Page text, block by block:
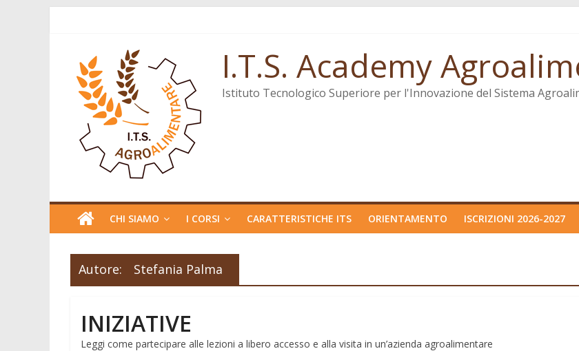
I.T.S. Academy
Istituto Tecnologico Superiore per l'Innovazione del Sistema
CHI SIAMO I CORSI CARATTERISTICHE ITS ORIENTAMENTO ISCRIZIONI 2026-2027
Autore: Stefania Palma
INIZIATIVE
Leggi come partecipare alle lezioni a libero accesso e alla visita in un’azienda agroalimentare